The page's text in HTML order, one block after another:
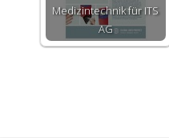
Medizintechnik für ITS
AG